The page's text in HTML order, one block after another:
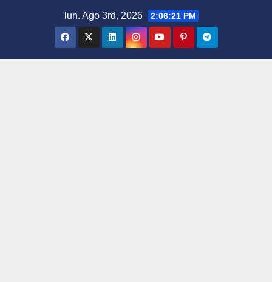
lun. Ago 3rd, 2026 2:06:23 PM